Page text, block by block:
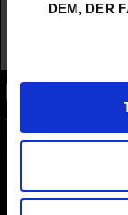
DEM, DER
Nationalitet
Flæsketorvet 60, 3s
1711Copenhagen V
CVR31285569